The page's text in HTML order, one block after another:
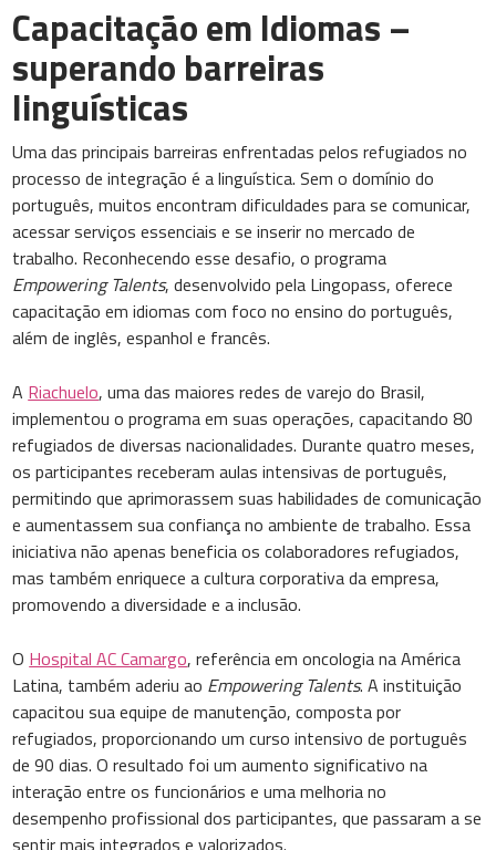
Capacitação em Idiomas –
superando barreiras
linguísticas
Uma das principais barreiras enfrentadas pelos refugiados no
processo de integração é a linguística. Sem o domínio do
português, muitos encontram dificuldades para se comunicar,
acessar serviços essenciais e se inserir no mercado de
trabalho. Reconhecendo esse desafio, o programa
Empowering Talents, desenvolvido pela Lingopass, oferece
capacitação em idiomas com foco no ensino do português,
além de inglês, espanhol e francês.
A Riachuelo, uma das maiores redes de varejo do Brasil,
implementou o programa em suas operações, capacitando 80
refugiados de diversas nacionalidades. Durante quatro meses,
os participantes receberam aulas intensivas de português,
permitindo que aprimorassem suas habilidades de comunicação
e aumentassem sua confiança no ambiente de trabalho. Essa
iniciativa não apenas beneficia os colaboradores refugiados,
mas também enriquece a cultura corporativa da empresa,
promovendo a diversidade e a inclusão.
O Hospital AC Camargo, referência em oncologia na América
Latina, também aderiu ao Empowering Talents. A instituição
capacitou sua equipe de manutenção, composta por
refugiados, proporcionando um curso intensivo de português
de 90 dias. O resultado foi um aumento significativo na
interação entre os funcionários e uma melhoria no
desempenho profissional dos participantes, que passaram a se
sentir mais integrados e valorizados.